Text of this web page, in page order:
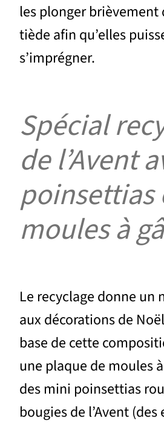
les plonger brièvement
tiède afin qu’elles
s’imprégner.
Spécial
de l’Avent
poinsettias
moules à
Le recyclage donne un
aux décorations de
base de cette
une plaque de moules
des mini poinsettias
bougies de l’Avent